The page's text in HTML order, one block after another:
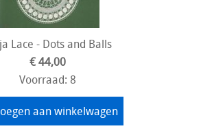
Lace - Dots and Balls
€ 44,00
Voorraad: 8
aan winkelwagen